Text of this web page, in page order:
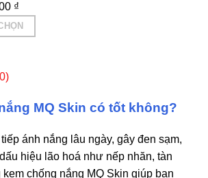
₫
MQ Skin có tốt không?
ánh nắng lâu ngày, gây đen sạm,
hiệu lão hoá như nếp nhăn, tàn
chống nắng MQ Skin giúp bạn